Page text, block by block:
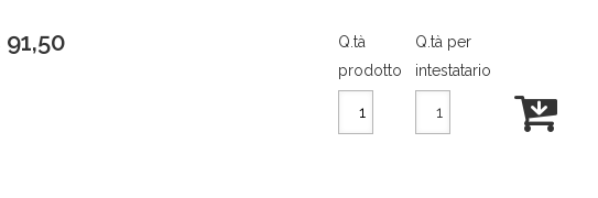
Q.tà
prodotto
Q.tà per
intestatario